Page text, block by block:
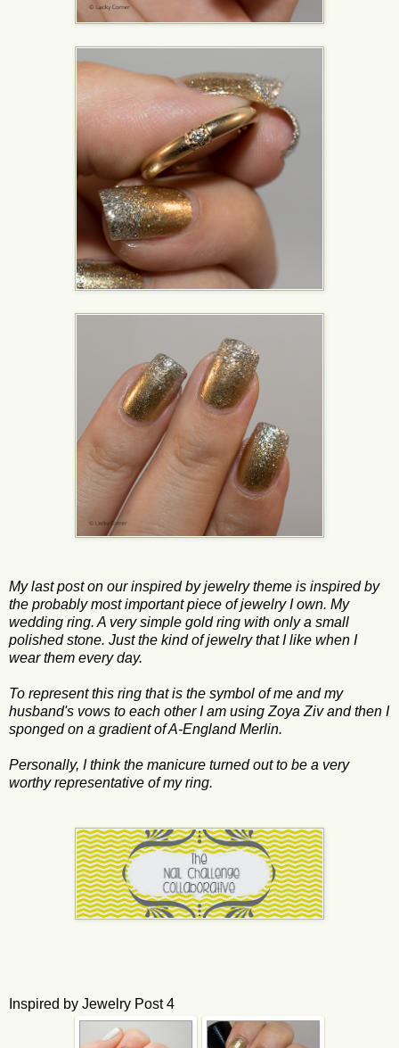
My last post on our inspired by jewelry theme is inspired by
the probably most important piece of jewelry I own. My
wedding ring. A very simple gold ring with only a small
polished stone. Just the kind of jewelry that I like when I
wear them every day.
To represent this ring that is the symbol of me and my
husband's vows to each other I am using Zoya Ziv and then I
sponged on a gradient of A-England Merlin.
Personally, I think the manicure turned out to be a very
worthy representative of my ring.
Inspired by Jewelry Post 4